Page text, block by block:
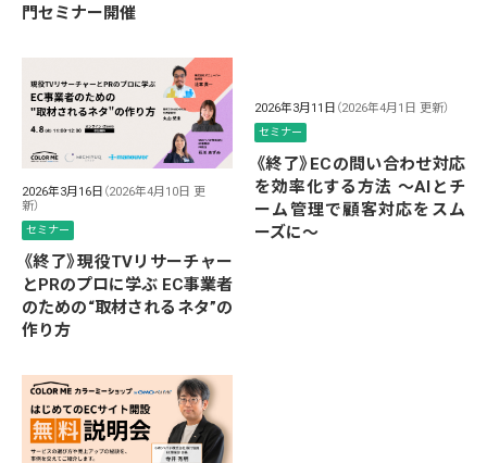
門セミナー開催
2026年3月16日 （2026年4月10日 更
新）
セミナー
《終了》現役TVリサーチャー
とPRのプロに学ぶ EC事業者
のための“取材されるネタ”の
作り方
2026年3月11日 （2026年4月1日 更新）
セミナー
《終了》ECの問い合わせ対応
を効率化する方法 ～AIとチ
ーム管理で顧客対応をスム
ーズに～